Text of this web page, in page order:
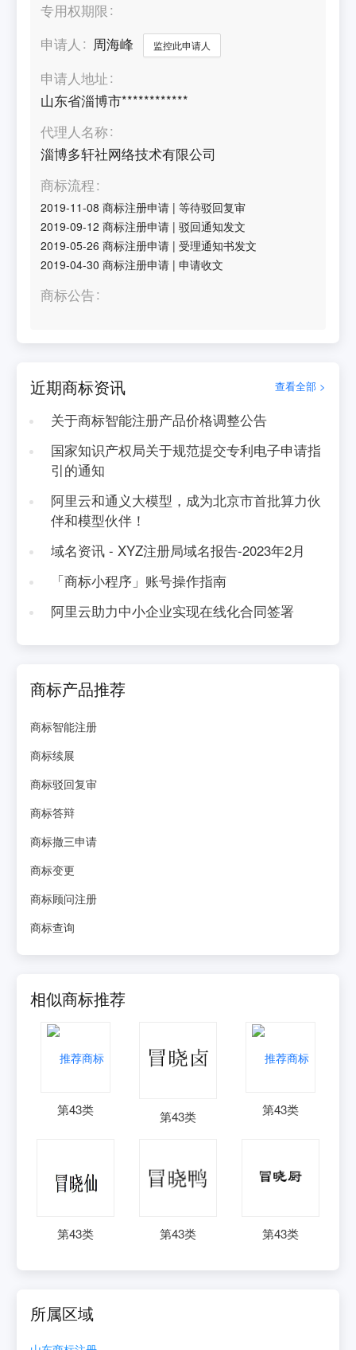
专用权期限
申请人
周海峰 监控此申请人
申请人地址
山东省淄博市************
代理人名称
淄博多轩社网络技术有限公司
商标流程
2019-11-08 商标注册申请 |等待驳回复审
2019-09-12 商标注册申请 |驳回通知发文
2019-05-26 商标注册申请 |受理通知书发文
2019-04-30 商标注册申请 |申请收文
商标公告
近期商标资讯 查看全部 >
关于商标智能注册产品价格调整公告
国家知识产权局关于规范提交专利电子申请指
引的通知
阿里云和通义大模型，成为北京市首批算力伙
伴和模型伙伴！
域名资讯 - XYZ注册局域名报告-2023年2月
「商标小程序」账号操作指南
阿里云助力中小企业实现在线化合同签署
商标产品推荐
商标智能注册
商标续展
商标驳回复审
商标答辩
商标撤三申请
商标变更
商标顾问注册
商标查询
相似商标推荐
第43类 第43类 第43类
第43类 第43类 第43类
所属区域